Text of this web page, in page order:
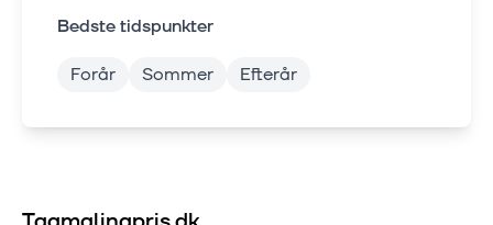
Bedste tidspunkter
Forår
Sommer Efterår